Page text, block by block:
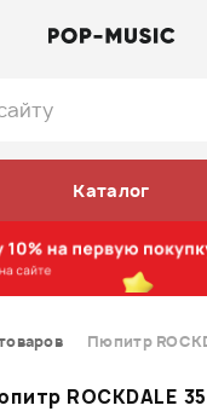
Каталог
Пюпитр
ROCKDALE